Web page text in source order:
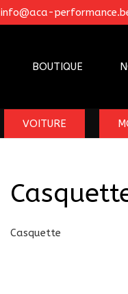
info@aca-
BOUTIQUE
VOITURE
Casquette